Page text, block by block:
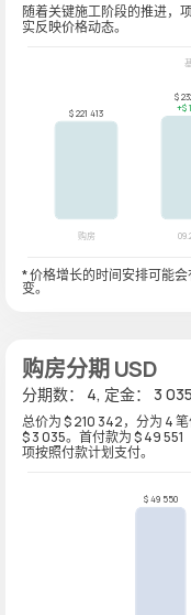
随着关键施工阶段的推进，
实反映价格动态。
* 价格增长的时间安排可能
变。
购房分期 USD
分期数： 4, 定金： 3 035
总价为 $ 210 342，分为 4
$ 3 035。首付款为 $ 49
项按照付款计划支付。